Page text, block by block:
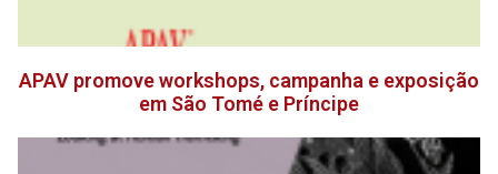
APAV promove workshops, campanha e exposição
em São Tomé e Príncipe